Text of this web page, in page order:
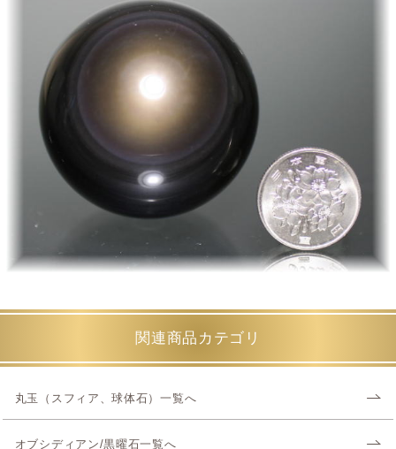
関連商品カテゴリ
丸玉（スフィア、球体石）一覧へ
オブシディアン/黒曜石一覧へ